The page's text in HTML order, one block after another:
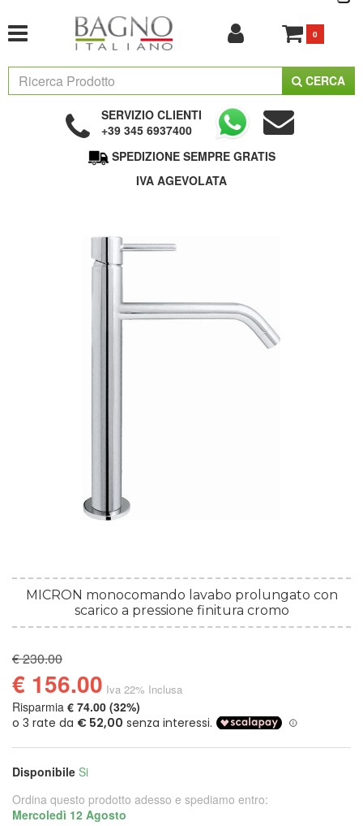
0
CERCA
SERVIZIO CLIENTI
+39 345 6937400
SPEDIZIONE SEMPRE GRATIS
IVA AGEVOLATA
MICRON monocomando lavabo prolungato con
scarico a pressione finitura cromo
€ 230.00
€ 156.00 Iva 22% Inclusa
Risparmia € 74.00 (32%)
Disponibile Si
Ordina questo prodotto adesso e spediamo entro:
Mercoledì 12 Agosto